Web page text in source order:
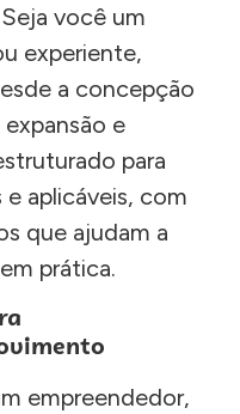
você um
experiente,
a concepção
e
para
aplicáveis, com
que ajudam a
prática.
empreendedor,